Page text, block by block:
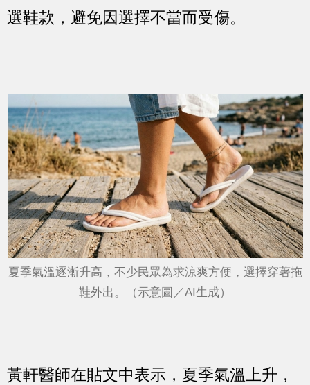
選鞋款，避免因選擇不當而受傷。
夏季氣溫逐漸升高，不少民眾為求涼爽方便，選擇穿著拖
鞋外出。（示意圖／AI生成）
黃軒醫師在貼文中表示，夏季氣溫上升，